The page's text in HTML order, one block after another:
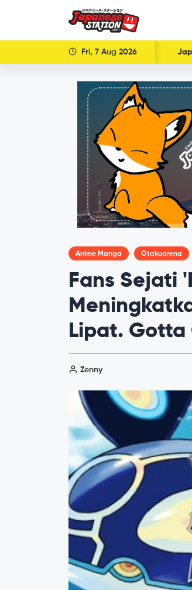
Fri, 7 Aug 2026
Anime Manga Otakuarena
Fans Sejati
Lipat. Gotta
Zenny